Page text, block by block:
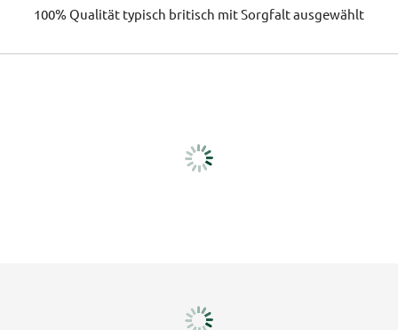
100% Qualität typisch britisch mit Sorgfalt ausgewählt